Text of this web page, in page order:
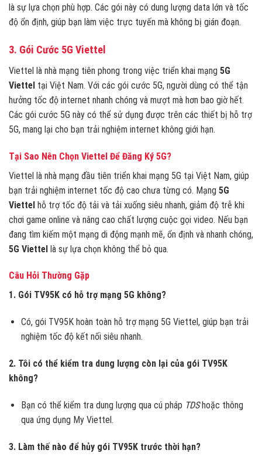
là sự lựa chọn phù hợp. Các gói này có dung lượng data lớn và tốc
độ ổn định, giúp bạn làm việc trực tuyến mà không bị gián đoạn.
3. Gói Cước 5G Viettel
Viettel là nhà mạng tiên phong trong việc triển khai mạng 5G
Viettel tại Việt Nam. Với các gói cước 5G, người dùng có thể tận
hưởng tốc độ internet nhanh chóng và mượt mà hơn bao giờ hết.
Các gói cước 5G này có thể sử dụng được trên các thiết bị hỗ trợ
5G, mang lại cho bạn trải nghiệm internet không giới hạn.
Tại Sao Nên Chọn Viettel Để Đăng Ký 5G?
Viettel là nhà mạng đầu tiên triển khai mạng 5G tại Việt Nam, giúp
bạn trải nghiệm internet tốc độ cao chưa từng có. Mạng 5G
Viettel hỗ trợ tốc độ tải và tải xuống siêu nhanh, giảm độ trễ khi
chơi game online và nâng cao chất lượng cuộc gọi video. Nếu bạn
đang tìm kiếm một mạng di động mạnh mẽ, ổn định và nhanh chóng,
5G Viettel là sự lựa chọn không thể bỏ qua.
Câu Hỏi Thường Gặp
1. Gói TV95K có hỗ trợ mạng 5G không?
Có, gói TV95K hoàn toàn hỗ trợ mạng 5G Viettel, giúp bạn trải
nghiệm tốc độ kết nối siêu nhanh.
2. Tôi có thể kiểm tra dung lượng còn lại của gói TV95K
không?
Bạn có thể kiểm tra dung lượng qua cú pháp TDShoặc thông
qua ứng dụng My Viettel.
3. Làm thế nào để hủy gói TV95K trước thời hạn?